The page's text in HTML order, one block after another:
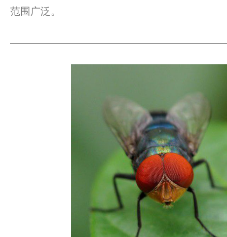
范围广泛。